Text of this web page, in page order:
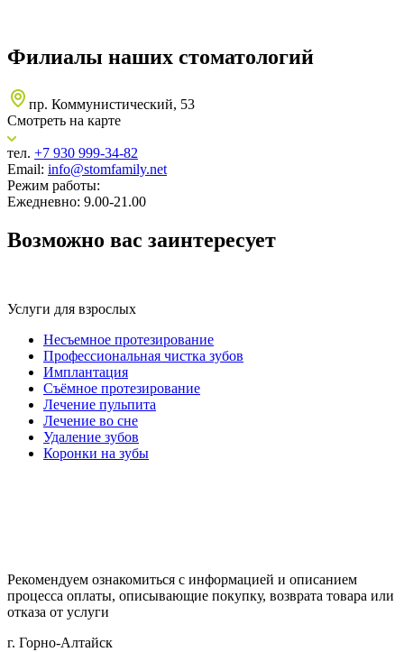
Филиалы наших стоматологий
пр. Коммунистический, 53
Смотреть на карте
тел. +7 930 999-34-82
Email: info@stomfamily.net
Режим работы:
Ежедневно: 9.00-21.00
Возможно вас заинтересует
Услуги для взрослых
Несъемное протезирование
Профессиональная чистка зубов
Имплантация
Съёмное протезирование
Лечение пульпита
Лечение во сне
Удаление зубов
Коронки на зубы
Рекомендуем ознакомиться с информацией и описанием
процессa оплаты, описывающие покупку, возврата товара или
отказа от услуги
г. Горно-Алтайск